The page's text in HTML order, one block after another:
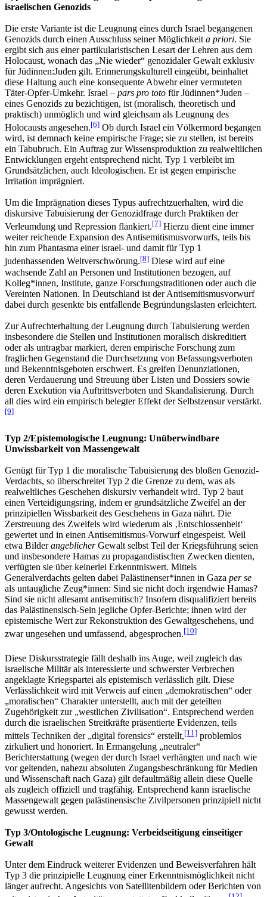
israelischen Genozids
Die erste Variante ist die Leugnung eines durch Israel begangenen
Genozids durch einen Ausschluss seiner Möglichkeit a priori. Sie
ergibt sich aus einer partikularistischen Lesart der Lehren aus dem
Holocaust, wonach das „Nie wieder“ genozidaler Gewalt exklusiv
für Jüdinnen:Juden gilt. Erinnerungskulturell eingeübt, beinhaltet
diese Haltung auch eine konsequente Abwehr einer vermuteten
Täter-Opfer-Umkehr. Israel – pars pro toto für Jüdinnen*Juden –
eines Genozids zu bezichtigen, ist (moralisch, theoretisch und
praktisch) unmöglich und wird gleichsam als Leugnung des
Holocausts angesehen.[6] Ob durch Israel ein Völkermord begangen
wird, ist demnach keine empirische Frage; sie zu stellen, ist bereits
ein Tabubruch. Ein Auftrag zur Wissensproduktion zu realweltlichen
Entwicklungen ergeht entsprechend nicht. Typ 1 verbleibt im
Grundsätzlichen, auch Ideologischen. Er ist gegen empirische
Irritation imprägniert.
Um die Imprägnation dieses Typus aufrechtzuerhalten, wird die
diskursive Tabuisierung der Genozidfrage durch Praktiken der
Verleumdung und Repression flankiert.[7] Hierzu dient eine immer
weiter reichende Expansion des Antisemitismusvorwurfs, teils bis
hin zum Phantasma einer israel- und damit für Typ 1
judenhassenden Weltverschwörung.[8] Diese wird auf eine
wachsende Zahl an Personen und Institutionen bezogen, auf
Kolleg*innen, Institute, ganze Forschungstraditionen oder auch die
Vereinten Nationen. In Deutschland ist der Antisemitismusvorwurf
dabei durch gesenkte bis entfallende Begründungslasten erleichtert.
Zur Aufrechterhaltung der Leugnung durch Tabuisierung werden
insbesondere die Stellen und Institutionen moralisch diskreditiert
oder als untragbar markiert, deren empirische Forschung zum
fraglichen Gegenstand die Durchsetzung von Befassungsverboten
und Bekenntnisgeboten erschwert. Es greifen Denunziationen,
deren Verdauerung und Streuung über Listen und Dossiers sowie
deren Exekution via Auftrittsverboten und Skandalisierung. Durch
all dies wird ein empirisch belegter Effekt der Selbstzensur verstärkt.
[9]
Typ 2/Epistemologische Leugnung: Unüberwindbare
Unwissbarkeit von Massengewalt
Genügt für Typ 1 die moralische Tabuisierung des bloßen Genozid-
Verdachts, so überschreitet Typ 2 die Grenze zu dem, was als
realweltliches Geschehen diskursiv verhandelt wird. Typ 2 baut
einen Verteidigungsring, indem er grundsätzliche Zweifel an der
prinzipiellen Wissbarkeit des Geschehens in Gaza nährt. Die
Zerstreuung des Zweifels wird wiederum als ‚Entschlossenheit‘
gewertet und in einen Antisemitismus-Vorwurf eingespeist. Weil
etwa BilderangeblicherGewalt selbst Teil der Kriegsführung seien
und insbesondere Hamas zu propagandistischen Zwecken dienten,
verfügten sie über keinerlei Erkenntniswert. Mittels
Generalverdachts gelten dabei Palästinenser*innen in Gaza per se
als untaugliche Zeug*innen: Sind sie nicht doch irgendwie Hamas?
Sind sie nicht allesamt antisemitisch? Insofern disqualifiziert bereits
das Palästinensisch-Sein jegliche Opfer-Berichte; ihnen wird der
epistemische Wert zur Rekonstruktion des Gewaltgeschehens, und
zwar ungesehen und umfassend, abgesprochen.[10]
Diese Diskursstrategie fällt deshalb ins Auge, weil zugleich das
israelische Militär als interessierte und schwerster Verbrechen
angeklagte Kriegspartei als epistemisch verlässlich gilt. Diese
Verlässlichkeit wird mit Verweis auf einen „demokratischen“ oder
„moralischen“ Charakter unterstellt, auch mit der geteilten
Zugehörigkeit zur „westlichen Zivilisation“. Entsprechend werden
durch die israelischen Streitkräfte präsentierte Evidenzen, teils
mittels Techniken der „digital forensics“ erstellt,[11] problemlos
zirkuliert und honoriert. In Ermangelung „neutraler“
Berichterstattung (wegen der durch Israel verhängten und nach wie
vor geltenden, nahezu absoluten Zugangsbeschränkung für Medien
und Wissenschaft nach Gaza) gilt defaultmäßig allein diese Quelle
als zugleich offiziell und tragfähig. Entsprechend kann israelische
Massengewalt gegen palästinensische Zivilpersonen prinzipiell nicht
gewusst werden.
Typ 3/Ontologische Leugnung: Verbeidseitigung einseitiger
Gewalt
Unter dem Eindruck weiterer Evidenzen und Beweisverfahren hält
Typ 3 die prinzipielle Leugnung einer Erkenntnismöglichkeit nicht
länger aufrecht. Angesichts von Satellitenbildern oder Berichten von